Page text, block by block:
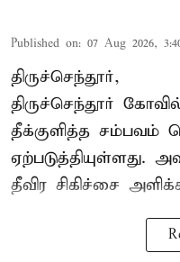
Published on: 07 Aug 2026,
திருச்செந்தூர்,
திருச்செந்தூர்
தீக்குளித்த சம்பவம்
ஏற்படுத்தியுள்ளது.
தீவிர சிகிச்சை